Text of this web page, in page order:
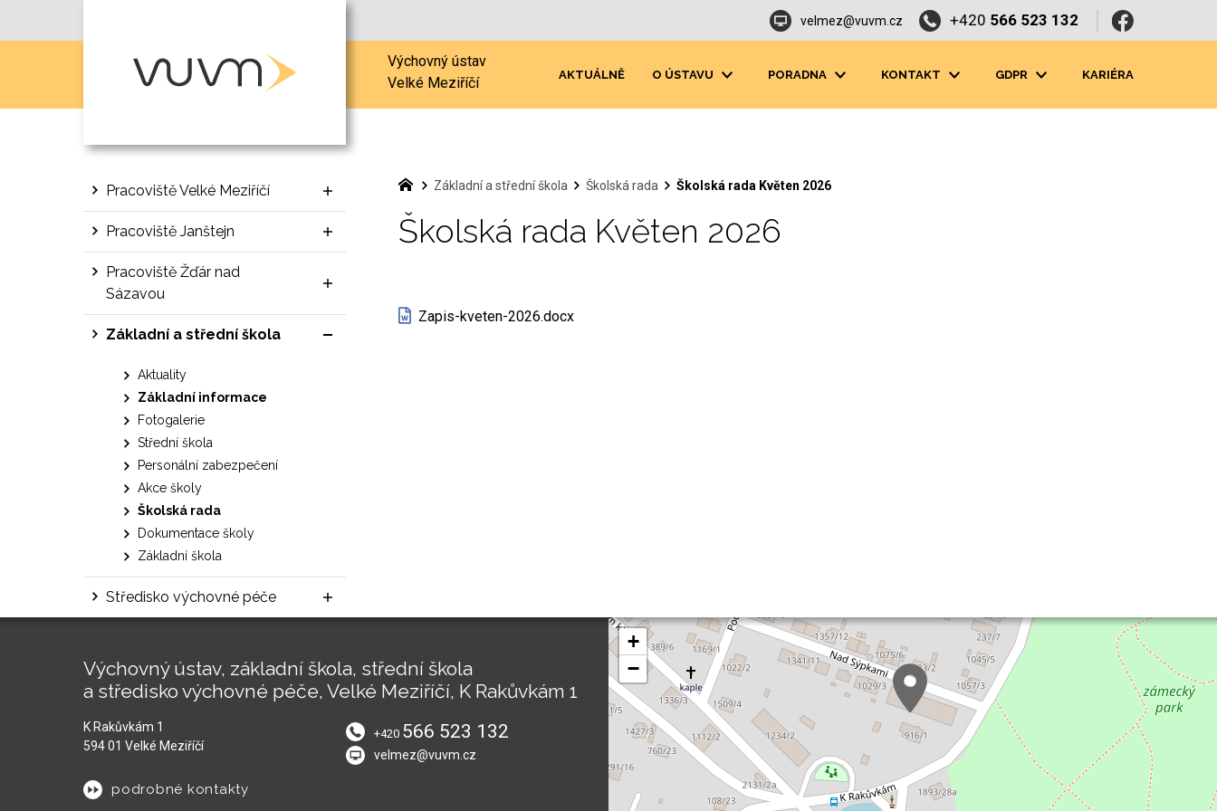
Výchovný ústav
Velké Meziříčí
velmez@vuvm.cz +420 566 523 132
AKTUÁLNĚ O ÚSTAVU PORADNA KONTAKT GDPR KARIÉRA
Pracoviště Velké Meziříčí
Pracoviště Janštejn
Pracoviště Žďár nad
Sázavou
Základní a střední škola
Aktuality
Základní informace
Fotogalerie
Střední škola
Personální zabezpečení
Akce školy
Školská rada
Dokumentace školy
Základní škola
Středisko výchovné péče
Základní a střední škola Školská rada Školská rada Květen 2026
Školská rada Květen 2026
Zapis-kveten-2026.docx
Výchovný ústav, základní škola, střední škola
a středisko výchovné péče, Velké Meziříčí, K Rakůvkám 1
K Rakůvkám 1
594 01 Velké Meziříčí
+420 566 523 132
velmez@vuvm.cz
podrobné kontakty
+
−